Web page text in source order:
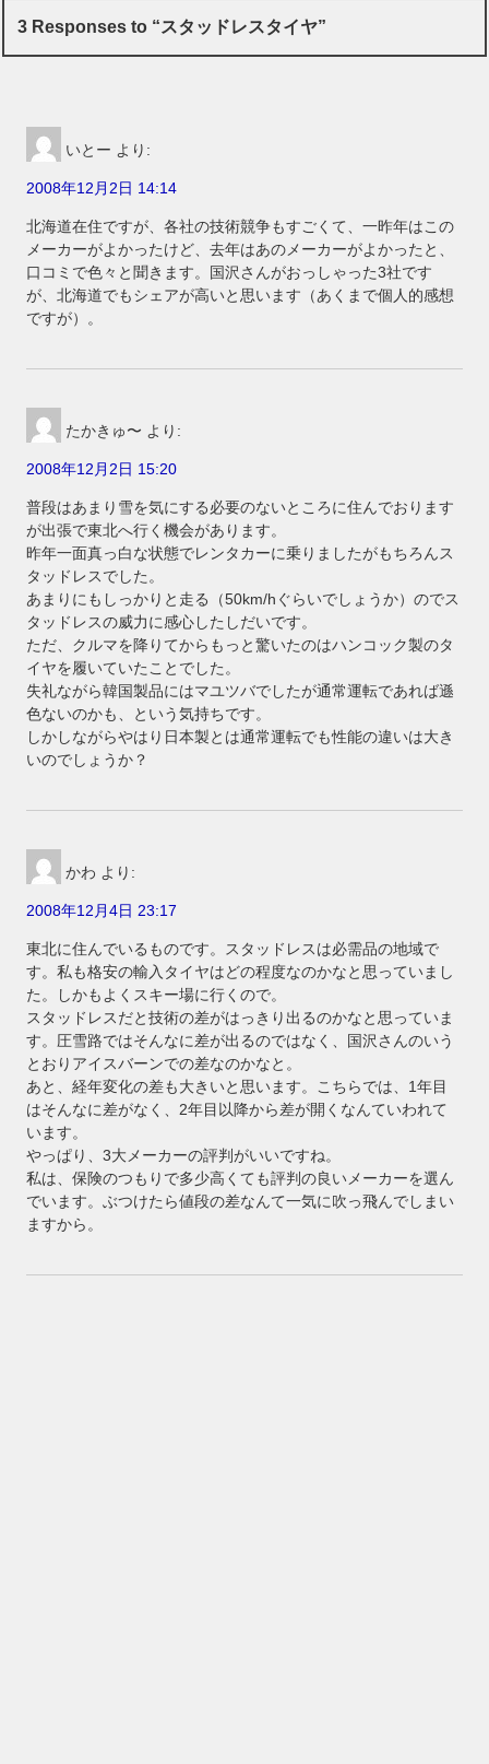
3 Responses to “スタッドレスタイヤ”
いとー より:
2008年12月2日 14:14
北海道在住ですが、各社の技術競争もすごくて、一昨年はこの
メーカーがよかったけど、去年はあのメーカーがよかったと、
口コミで色々と聞きます。国沢さんがおっしゃった3社です
が、北海道でもシェアが高いと思います（あくまで個人的感想
ですが）。
たかきゅ〜 より:
2008年12月2日 15:20
普段はあまり雪を気にする必要のないところに住んでおります
が出張で東北へ行く機会があります。
昨年一面真っ白な状態でレンタカーに乗りましたがもちろんス
タッドレスでした。
あまりにもしっかりと走る（50km/hぐらいでしょうか）のでス
タッドレスの威力に感心したしだいです。
ただ、クルマを降りてからもっと驚いたのはハンコック製のタ
イヤを履いていたことでした。
失礼ながら韓国製品にはマユツバでしたが通常運転であれば遜
色ないのかも、という気持ちです。
しかしながらやはり日本製とは通常運転でも性能の違いは大き
いのでしょうか？
かわ より:
2008年12月4日 23:17
東北に住んでいるものです。スタッドレスは必需品の地域で
す。私も格安の輸入タイヤはどの程度なのかなと思っていまし
た。しかもよくスキー場に行くので。
スタッドレスだと技術の差がはっきり出るのかなと思っていま
す。圧雪路ではそんなに差が出るのではなく、国沢さんのいう
とおりアイスバーンでの差なのかなと。
あと、経年変化の差も大きいと思います。こちらでは、1年目
はそんなに差がなく、2年目以降から差が開くなんていわれて
います。
やっぱり、3大メーカーの評判がいいですね。
私は、保険のつもりで多少高くても評判の良いメーカーを選ん
でいます。ぶつけたら値段の差なんて一気に吹っ飛んでしまい
ますから。